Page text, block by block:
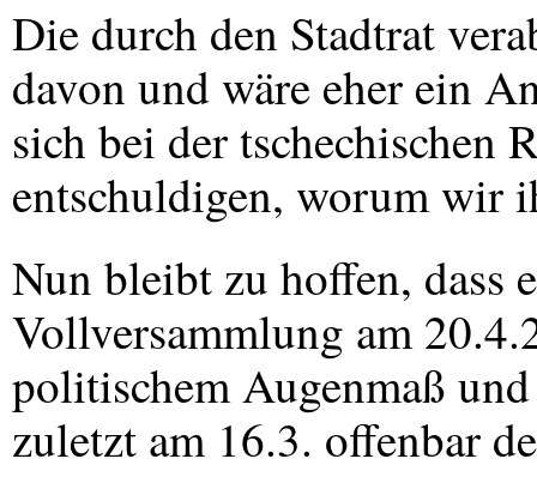
Die durch den Stadtrat
davon und wäre eher ein
sich bei der tschechischen
entschuldigen, worum wir
Nun bleibt zu hoffen, dass
Vollversammlung am
politischem Augenmaß
zuletzt am 16.3. offenbar